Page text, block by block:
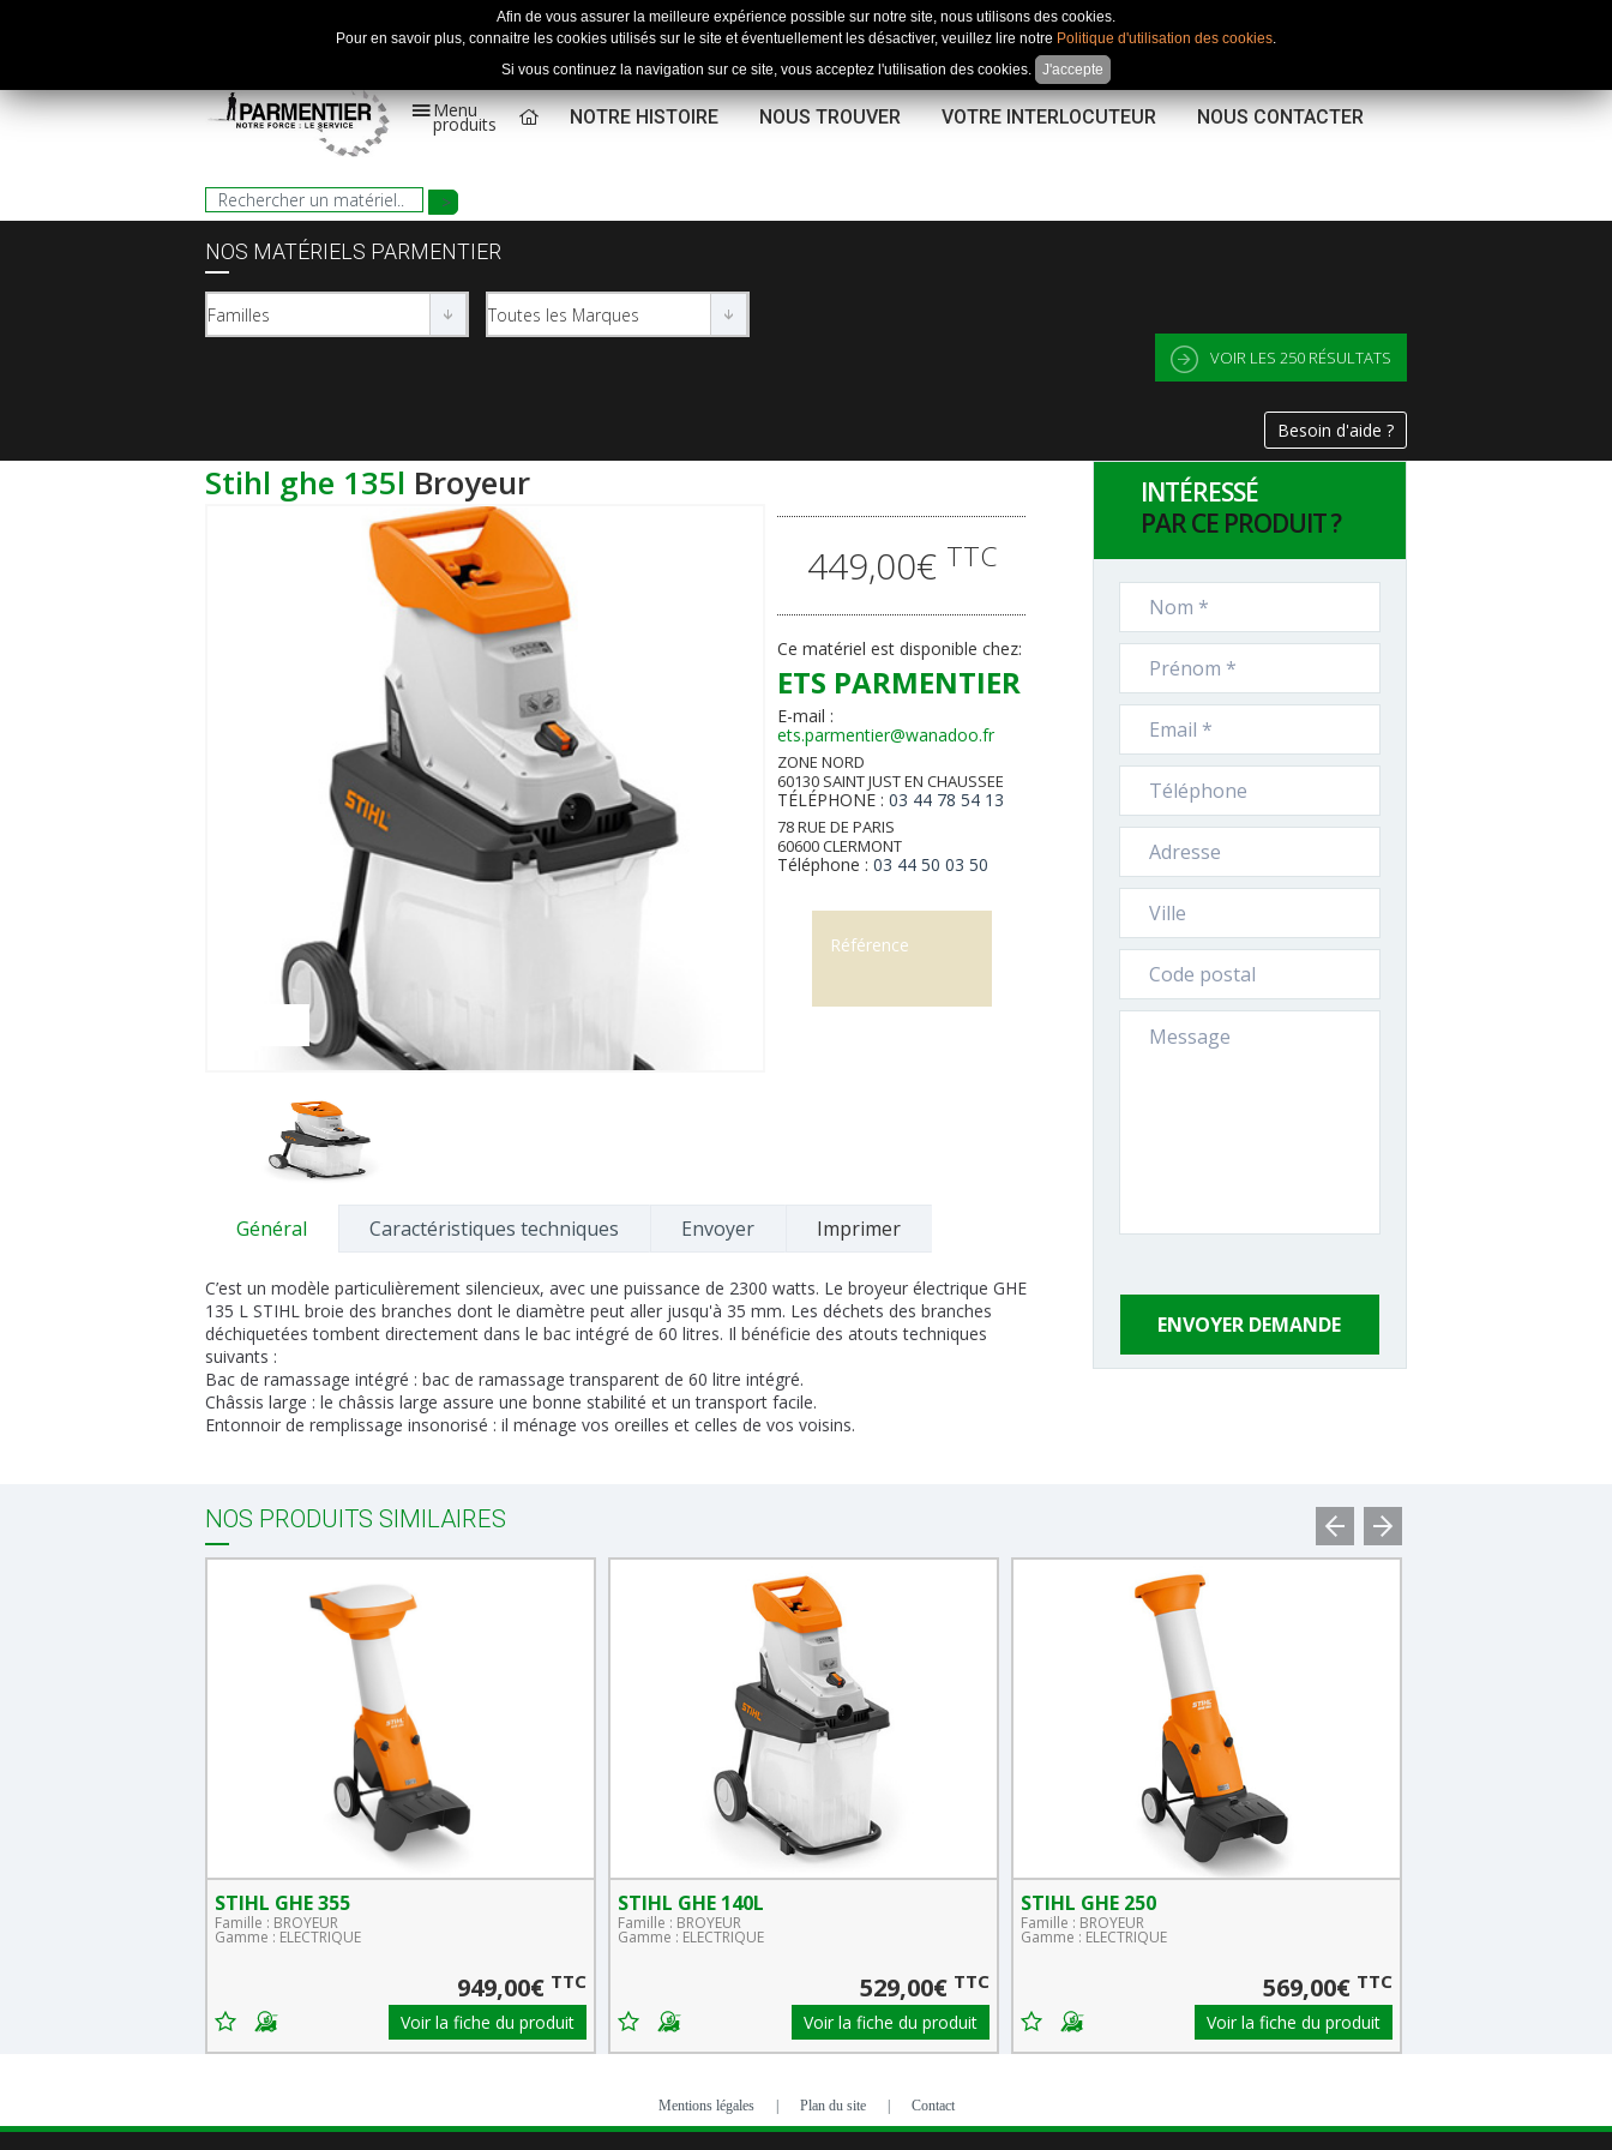
Afin de vous assurer la meilleure expérience possible sur notre site, nous utilisons des cookies.
Pour en savoir plus, connaitre les cookies utilisés sur le site et éventuellement les désactiver, veuillez lire notre Politique d'utilisation des cookies.
Si vous continuez la navigation sur ce site, vous acceptez l'utilisation des cookies.
J'accepte
Mon compte
Menu
produits NOTRE HISTOIRE NOUS TROUVER VOTRE INTERLOCUTEUR NOUS CONTACTER
NOS MATÉRIELS PARMENTIER
VOIR LES 250RÉSULTATS
Besoin d'aide ?
stihl ghe 135l broyeur
449,00€ TTC
Ce matériel est disponible chez:
ETS PARMENTIER
E-mail :
ets.parmentier@wanadoo.fr
ZONE NORD
60130 SAINT JUST EN CHAUSSEE
TÉLÉPHONE :03 44 78 54 13
78 RUE DE PARIS
60600 CLERMONT
Téléphone :03 44 50 03 50
Référence
Général Caractéristiques techniques Envoyer Imprimer
C’est un modèle particulièrement silencieux, avec une puissance de 2300 watts. Le broyeur électrique GHE
135 L STIHL broie des branches dont le diamètre peut aller jusqu'à 35 mm. Les déchets des branches
déchiquetées tombent directement dans le bac intégré de 60 litres. Il bénéficie des atouts techniques
suivants :
Bac de ramassage intégré : bac de ramassage transparent de 60 litre intégré.
Châssis large : le châssis large assure une bonne stabilité et un transport facile.
Entonnoir de remplissage insonorisé : il ménage vos oreilles et celles de vos voisins.
INTÉRESSÉ
PAR CE PRODUIT ?
NOS PRODUITS SIMILAIRES
949,00€ TTC
STIHL GHE 355
Famille : BROYEUR
Gamme : ELECTRIQUE
Voir la fiche du produit
529,00€ TTC
STIHL GHE 140L
Famille : BROYEUR
Gamme : ELECTRIQUE
Voir la fiche du produit
569,00€ TTC
STIHL GHE 250
Famille : BROYEUR
Gamme : ELECTRIQUE
Voir la fiche du produit
Mentions légales Plan du site Contact